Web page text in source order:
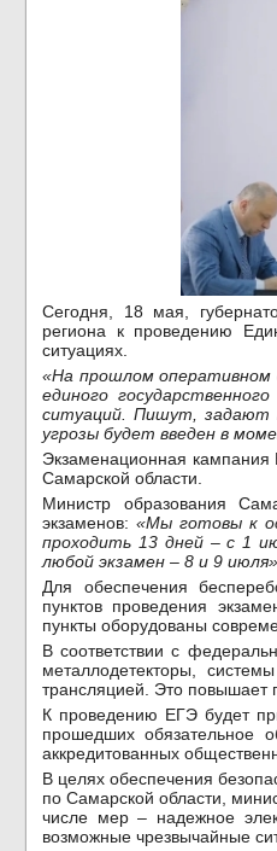
Сегодня, 18 мая,
региона к проведению
ситуациях.
«На прошлом оперативном
единого
ситуаций. Пишут, задают
угрозы будет введен в
Экзаменационная
Самарской области.
Министр образования
экзаменов: «Мы готовы к
проходить 13 дней – с 1
любой экзамен – 8 и 9
Для обеспечения
пунктов проведения
пункты оборудованы
В соответствии с
металлодетекторы,
трансляцией. Это повышает
К проведению ЕГЭ будет
прошедших обязательное
аккредитованных
В целях обеспечения
по Самарской области,
числе мер – надежное
возможные чрезвычайные